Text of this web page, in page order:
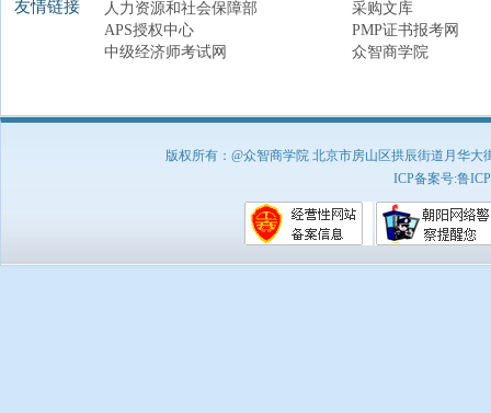
友情链接 人力资源和社会保障部
采购文库
APS授权中心
PMP证书报考网
中级经济师考试网
众智商学院
版权所有：@众智商学院 北京市房山区拱辰街道月华
ICP备案号:鲁